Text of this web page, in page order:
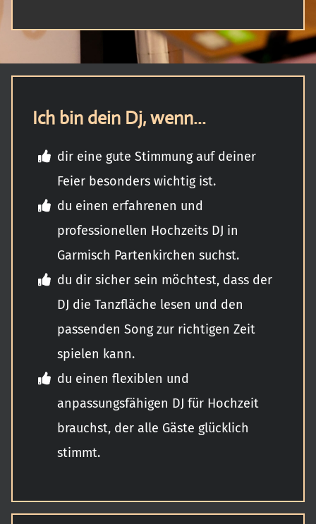
Ich bin dein Dj, wenn...
dir eine gute Stimmung auf deiner
Feier besonders wichtig ist.
du einen erfahrenen und
professionellen Hochzeits DJ in
Garmisch Partenkirchen suchst.
du dir sicher sein möchtest, dass der
DJ die Tanzfläche lesen und den
passenden Song zur richtigen Zeit
spielen kann.
du einen flexiblen und
anpassungsfähigen DJ für Hochzeit
brauchst, der alle Gäste glücklich
stimmt.